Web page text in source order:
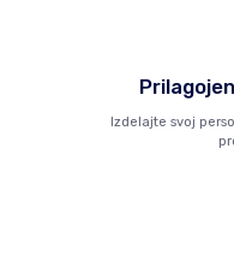
Izdelajte svoj